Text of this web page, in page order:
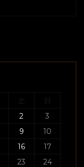
2
3
9
10
16
17
23
24